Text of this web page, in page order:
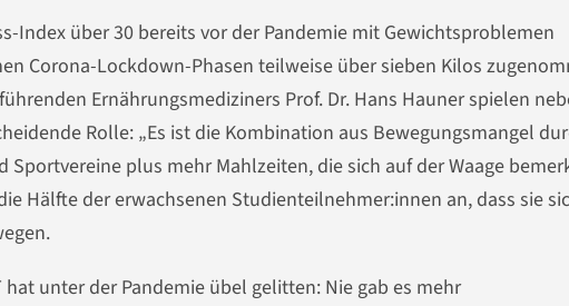
Index über 30 bereits vor der Pandemie mit Gewichtsproblemen
Corona-Lockdown-Phasen teilweise über sieben Kilos
Ernährungsmediziners Prof. Dr. Hans Hauner spielen
Rolle: „Es ist die Kombination aus Bewegungsmangel
Sportvereine plus mehr Mahlzeiten, die sich auf der Waage
Hälfte der erwachsenen Studienteilnehmer:innen an, dass sie
unter der Pandemie übel gelitten: Nie gab es mehr